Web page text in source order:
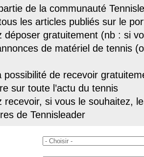
de la communauté
les articles publiés sur le
déposer gratuitement (nb : si
de matériel de tennis
possibilité de recevoir
sur toute l’actu du tennis
recevoir, si vous le souhaitez,
de Tennisleader